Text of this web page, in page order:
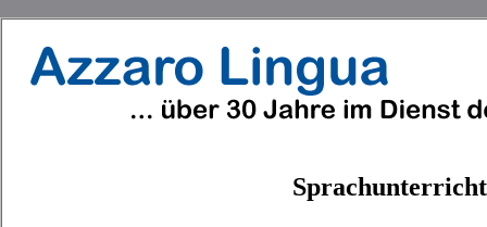
Sprachunterricht